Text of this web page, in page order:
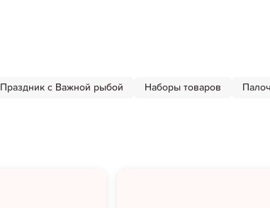
Праздник с Важной рыбой Наборы товаров